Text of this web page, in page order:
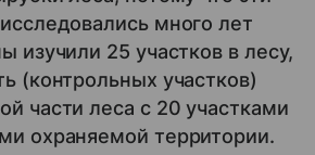
много лет
изучили 25 участков в лесу,
(контрольных участков)
части леса с 20 участками
охраняемой территории.